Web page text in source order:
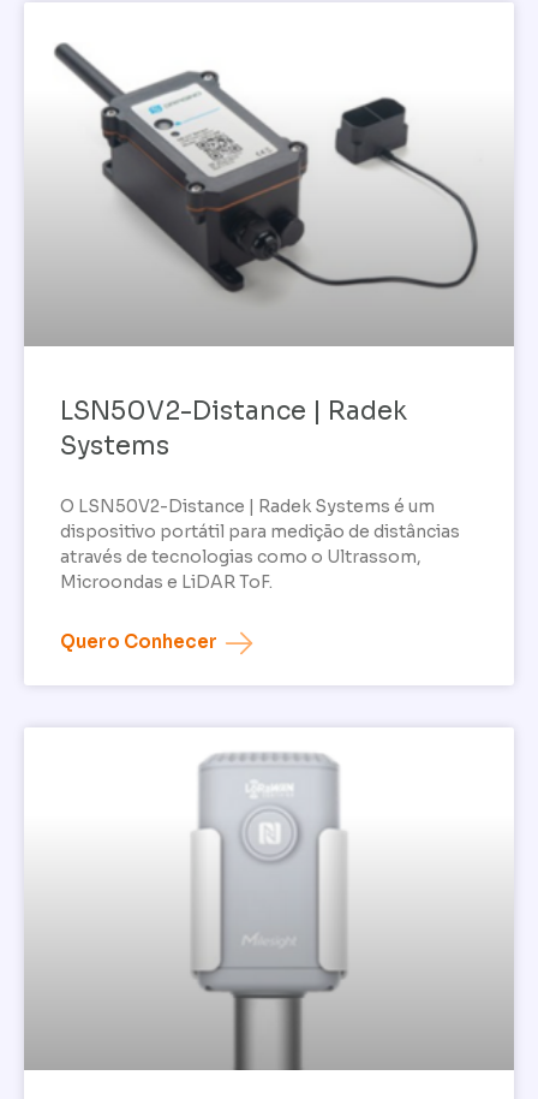
LSN50V2-Distance | Radek
Systems
O LSN50V2-Distance | Radek Systems é um
dispositivo portátil para medição de distâncias
através de tecnologias como o Ultrassom,
Microondas e LiDAR ToF.
Quero Conhecer